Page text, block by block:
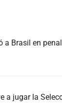
a Brasil en
a jugar la